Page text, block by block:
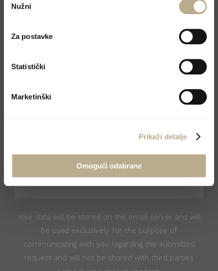
pristanka
Nužni
Za postavke
Statistički
Marketinški
Prikaži detalje
Omogući odabrane
Your data will be stored on the email server and will
be used exclusively for the purpose of
communicating with you regarding the submitted
request and will not be shared with third parties